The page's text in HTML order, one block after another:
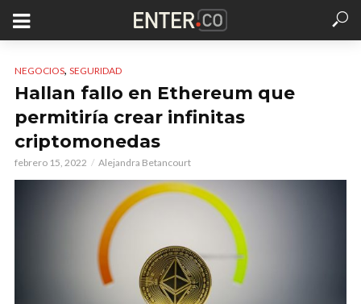
NEGOCIOS, SEGURIDAD
Hallan fallo en Ethereum que
permitiría crear infinitas
criptomonedas
febrero 15, 2022 Alejandra Betancourt